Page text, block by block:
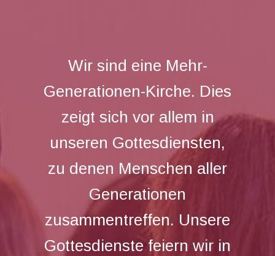
Wir sind eine Mehr-
Generationen-Kirche. Dies
zeigt sich vor allem in
unseren Gottesdiensten,
zu denen Menschen aller
Generationen
zusammentreffen. Unsere
Gottesdienste feiern wir in